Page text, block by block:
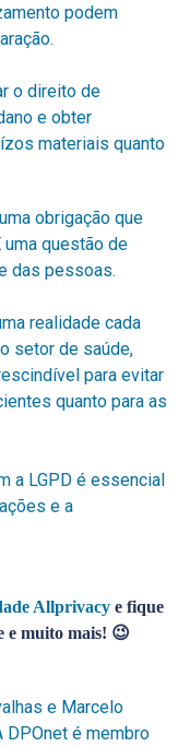
podem
o direito de
e obter
materiais quanto
obrigação que
uma questão de
das pessoas.
realidade cada
setor de saúde,
para evitar
quanto para as
a LGPD é essencial
e a
Allprivacye fique
e muito mais! 😉
e Marcelo
DPOnet é membro